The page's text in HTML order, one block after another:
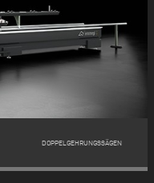
DOPPELGEHRUNGSSÄGEN